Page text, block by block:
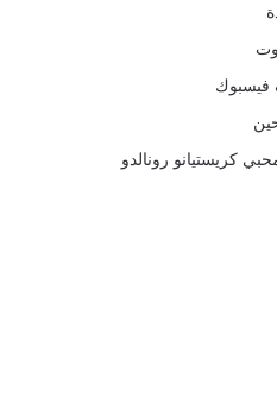
فيسبوك
كريستيانو رونالدو